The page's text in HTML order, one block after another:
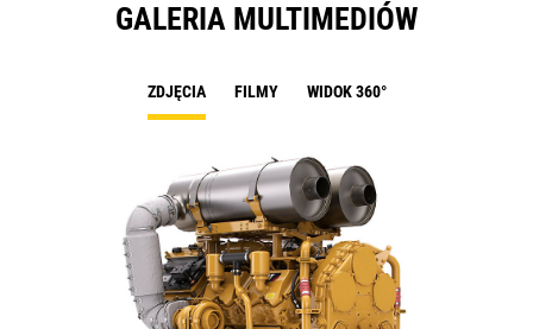
GALERIA MULTIMEDIÓW
ZDJĘCIA FILMY WIDOK 360°